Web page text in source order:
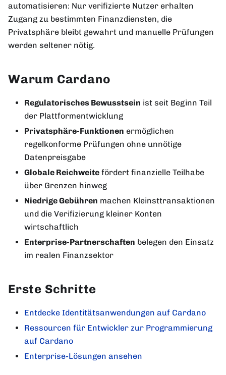
automatisieren: Nur verifizierte Nutzer erhalten
Zugang zu bestimmten Finanzdiensten, die
Privatsphäre bleibt gewahrt und manuelle Prüfungen
werden seltener nötig.
Warum Cardano
Regulatorisches Bewusstsein ist seit Beginn Teil
der Plattformentwicklung
Privatsphäre-Funktionen ermöglichen
regelkonforme Prüfungen ohne unnötige
Datenpreisgabe
Globale Reichweite fördert finanzielle Teilhabe
über Grenzen hinweg
Niedrige Gebühren machen Kleinsttransaktionen
und die Verifizierung kleiner Konten
wirtschaftlich
Enterprise-Partnerschaften belegen den Einsatz
im realen Finanzsektor
Erste Schritte
Entdecke Identitätsanwendungen auf Cardano
Ressourcen für Entwickler zur Programmierung
auf Cardano
Enterprise-Lösungen ansehen